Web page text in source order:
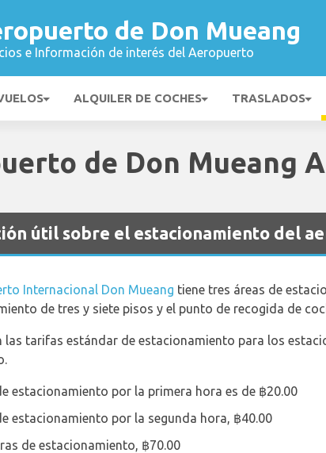
de Don Mueang
e Información de interés del Aeropuerto
ALQUILER DE COCHES TRASLADOS
de Don Mueang
útil sobre el estacionamiento del
Internacional Don Mueang tiene tres áreas de
de tres y siete pisos y el punto de recogida de
las tarifas estándar de estacionamiento para los
estacionamiento por la primera hora es de ฿20.00
estacionamiento por la segunda hora, ฿40.00
de estacionamiento, ฿70.00